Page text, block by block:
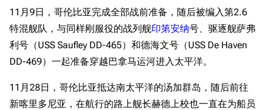
11月9日，哥伦比亚完成全部战前准备，随后被编入第2.6
特混舰队，与同样刚服役的战列舰印第安纳号、驱逐舰萨弗
利号（USS Saufley DD-465）和德海文号（USS De Haven
DD-469）一起准备穿越巴拿马运河进入太平洋。
11月28日，哥伦比亚抵达南太平洋的汤加群岛，随后前往
新喀里多尼亚，在航行的路上舰长赫德上校也一直在为船员